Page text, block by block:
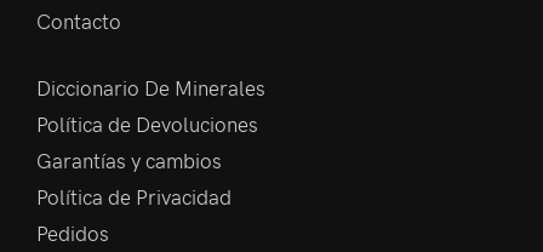
Contacto
Diccionario De Minerales
Política de Devoluciones
Garantías y cambios
Política de Privacidad
Pedidos